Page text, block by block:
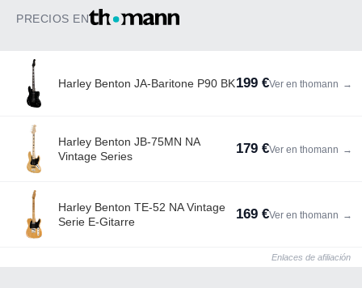
PRECIOS EN
Harley Benton JA-Baritone P90 BK199 €Ver en thomann →
Harley Benton JB-75MN NA
Vintage Series
179 €Ver en thomann →
Harley Benton TE-52 NA Vintage
Serie E-Gitarre
169 €Ver en thomann →
Enlaces de afiliación